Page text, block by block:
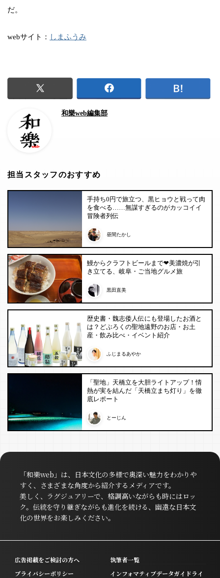
だ。
webサイト： しまふうみ
和樂web編集部
担当スタッフのおすすめ
手持ち0円で旅立つ、黒ヒョウと戦って肉
を食べる……無謀すぎるのがカッコイイ
冒険者列伝
昼間たかし
鰻からクラフトビールまで❤︎美濃焼が引
き立てる、岐阜・ご当地グルメ旅
黒田直美
歴史書・魏志倭人伝にも登場したお酒と
は？どぶろくの聖地遠野のお店・お土
産・飲み比べ・イベント紹介
ふじまるあやか
「聖地」天橋立を大胆ライトアップ！情
熱が実を結んだ「天橋立まち灯り」を徹
底レポート
とーじん
「和樂web」は、日本文化の多様で奥深い魅力をわかりや
すく、さまざまな角度から紹介するメディアです。
美しく、ラグジュアリーで、格調高いながらも時にはロッ
ク。伝統を守り継ぎながらも進化を続ける、幽遠な日本文
化の世界をお楽しみください。
広告掲載をご検討の方へ
執筆者一覧
プライバシーポリシー
インフォマティブデータガイドライ